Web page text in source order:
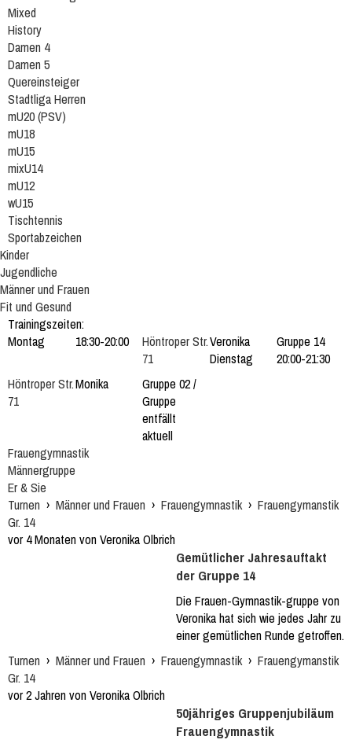
Mixed
History
Damen 4
Damen 5
Quereinsteiger
Stadtliga Herren
mU20 (PSV)
mU18
mU15
mixU14
mU12
wU15
Tischtennis
Sportabzeichen
Kinder
Jugendliche
Männer und Frauen
Fit und Gesund
Trainingszeiten:
Montag
18:30-20:00
Höntroper Str.
71
Veronika
Gruppe 14
Dienstag
20:00-21:30
Höntroper Str.
71
Monika
Gruppe 02 /
Gruppe
entfällt
aktuell
Frauengymnastik
Männergruppe
Er & Sie
Turnen › Männer und Frauen › Frauengymnastik › Frauengymanstik
Gr. 14
vor 4 Monaten von Veronika Olbrich
Gemütlicher Jahresauftakt
der Gruppe 14
Die Frauen-Gymnastik-gruppe von
Veronika hat sich wie jedes Jahr zu
einer gemütlichen Runde getroffen.
Turnen › Männer und Frauen › Frauengymnastik › Frauengymanstik
Gr. 14
vor 2 Jahren von Veronika Olbrich
50jähriges Gruppenjubiläum
Frauengymnastik